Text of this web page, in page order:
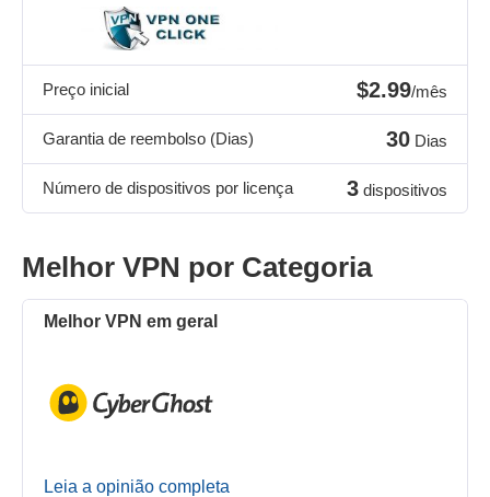
Preço inicial $2.99/mês
Garantia de reembolso (Dias) 30 Dias
Número de dispositivos por licença 3 dispositivos
Melhor VPN por Categoria
Melhor VPN em geral
Leia a opinião completa